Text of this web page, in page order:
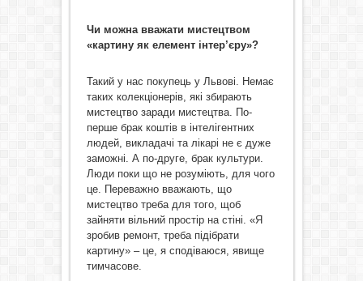
Чи можна вважати мистецтвом
«картину як елемент інтер’єру»?
Такий у нас покупець у Львові. Немає
таких колекціонерів, які збирають
мистецтво заради мистецтва. По-
перше брак коштів в інтелігентних
людей, викладачі та лікарі не є дуже
заможні. А по-друге, брак культури.
Люди поки що не розуміють, для чого
це. Переважно вважають, що
мистецтво треба для того, щоб
зайняти вільний простір на стіні. «Я
зробив ремонт, треба підібрати
картину» – це, я сподіваюся, явище
тимчасове.